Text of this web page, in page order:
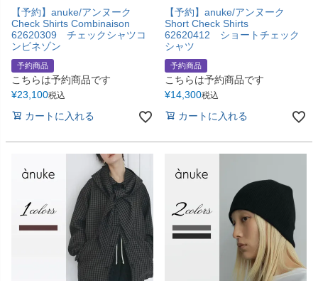
【予約】anuke/アンヌーク
Check Shirts Combinaison
62620309 チェックシャツコ
ンビネゾン
予約商品
こちらは予約商品です
¥23,100税込
カートに入れる
【予約】anuke/アンヌーク
Short Check Shirts
62620412 ショートチェック
シャツ
予約商品
こちらは予約商品です
¥14,300税込
カートに入れる